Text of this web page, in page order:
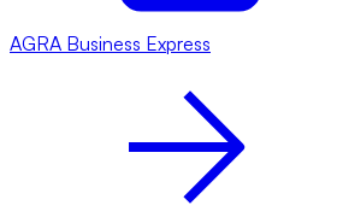
AGRA Business Express